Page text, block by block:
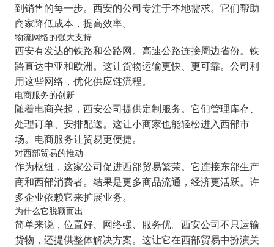
到销售的每一步。西安的公司专注于本地需求。它们帮助
商家降低成本，提高效率。
物流网络的强大支持
西安有发达的铁路和公路网。高速公路连接周边省份。铁
路直达中亚和欧洲。这让货物运输更快、更可靠。公司利
用这些网络，优化供应链流程。
电商服务的创新
随着电商兴起，西安公司提供定制服务。它们管理库存、
处理订单、安排配送。这让小商家也能轻松进入西部市
场。电商服务让贸易更便捷。
对西部贸易的推动
作为枢纽，这家公司促进西部贸易繁荣。它连接东部生产
商和西部消费者。结果是更多商品流通，经济更活跃。许
多企业依赖它来扩展业务。
为什么它脱颖而出
简单来说，位置好、网络强、服务优。西安公司不只运输
货物，还提供整体解决方案。这让它在西部贸易中扮演关